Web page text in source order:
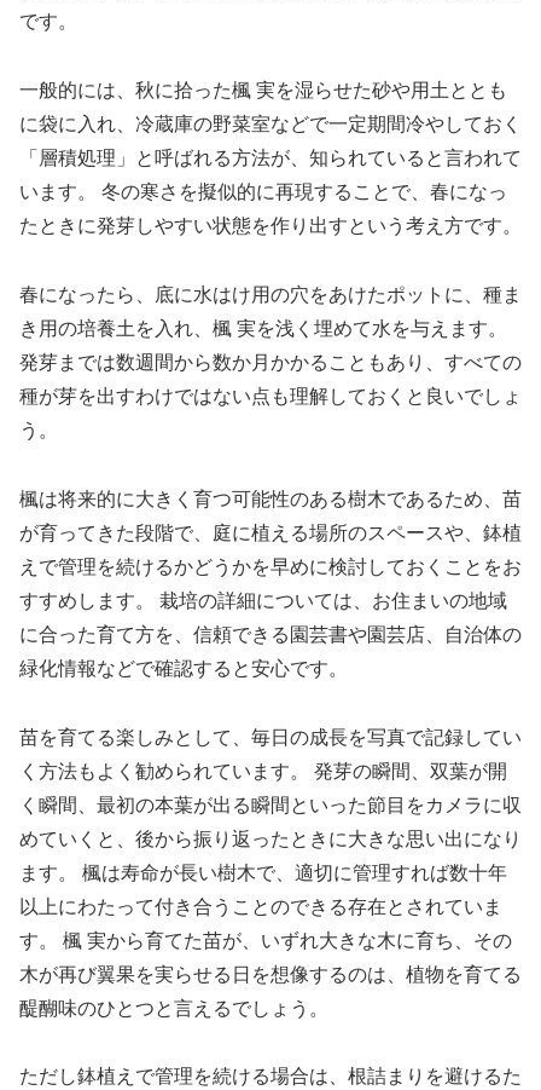
です。
一般的には、秋に拾った楓 実を湿らせた砂や用土ととも
に袋に入れ、冷蔵庫の野菜室などで一定期間冷やしておく
「層積処理」と呼ばれる方法が、知られていると言われて
います。 冬の寒さを擬似的に再現することで、春になっ
たときに発芽しやすい状態を作り出すという考え方です。
春になったら、底に水はけ用の穴をあけたポットに、種ま
き用の培養土を入れ、楓 実を浅く埋めて水を与えます。
発芽までは数週間から数か月かかることもあり、すべての
種が芽を出すわけではない点も理解しておくと良いでしょ
う。
楓は将来的に大きく育つ可能性のある樹木であるため、苗
が育ってきた段階で、庭に植える場所のスペースや、鉢植
えで管理を続けるかどうかを早めに検討しておくことをお
すすめします。 栽培の詳細については、お住まいの地域
に合った育て方を、信頼できる園芸書や園芸店、自治体の
緑化情報などで確認すると安心です。
苗を育てる楽しみとして、毎日の成長を写真で記録してい
く方法もよく勧められています。 発芽の瞬間、双葉が開
く瞬間、最初の本葉が出る瞬間といった節目をカメラに収
めていくと、後から振り返ったときに大きな思い出になり
ます。 楓は寿命が長い樹木で、適切に管理すれば数十年
以上にわたって付き合うことのできる存在とされていま
す。 楓 実から育てた苗が、いずれ大きな木に育ち、その
木が再び翼果を実らせる日を想像するのは、植物を育てる
醍醐味のひとつと言えるでしょう。
ただし鉢植えで管理を続ける場合は、根詰まりを避けるた